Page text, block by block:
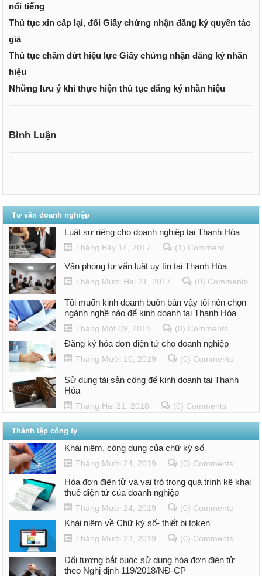
nổi tiếng
Thủ tục xin cấp lại, đổi Giấy chứng nhận đăng ký quyền tác
giả
Thủ tục chấm dứt hiệu lực Giấy chứng nhận đăng ký nhãn
hiệu
Những lưu ý khi thực hiện thủ tục đăng ký nhãn hiệu
Bình Luận
Tư vấn doanh nghiệp
Luật sư riêng cho doanh nghiệp tại Thanh Hóa
Tháng Bảy 14, 2017 (1) Comment
Văn phòng tư vấn luật uy tín tại Thanh Hóa
Tháng Mười Hai 21, 2017 (0) Comments
Tôi muốn kinh doanh buôn bán vậy tôi nên chọn
ngành nghề nào để kinh doanh tại Thanh Hóa
Tháng Một 09, 2018 (0) Comments
Đăng ký hóa đơn điện tử cho doanh nghiệp
Tháng Mười 10, 2019 (0) Comments
Sử dụng tài sản công để kinh doanh tại Thanh
Hóa
Tháng Hai 21, 2018 (0) Comments
Thành lập công ty
Khái niệm, công dụng của chữ ký số
Tháng Mười 24, 2019 (0) Comments
Hóa đơn điện tử và vai trò trong quá trình kê khai
thuế điện tử của doanh nghiệp
Tháng Mười 24, 2019 (0) Comments
Khái niệm về Chữ ký số- thiết bị token
Tháng Mười 23, 2019 (0) Comments
Đối tượng bắt buộc sử dụng hóa đơn điện tử
theo Nghị định 119/2018/NĐ-CP